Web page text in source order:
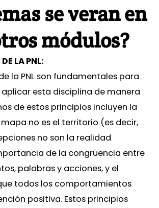
se veran en
módulos?
LA PNL:
la PNL son fundamentales para
esta disciplina de manera
de estos principios incluyen la
no es el territorio (es decir,
no son la realidad
de la congruencia entre
palabras y acciones, y el
todos los comportamientos
positiva. Estos principios